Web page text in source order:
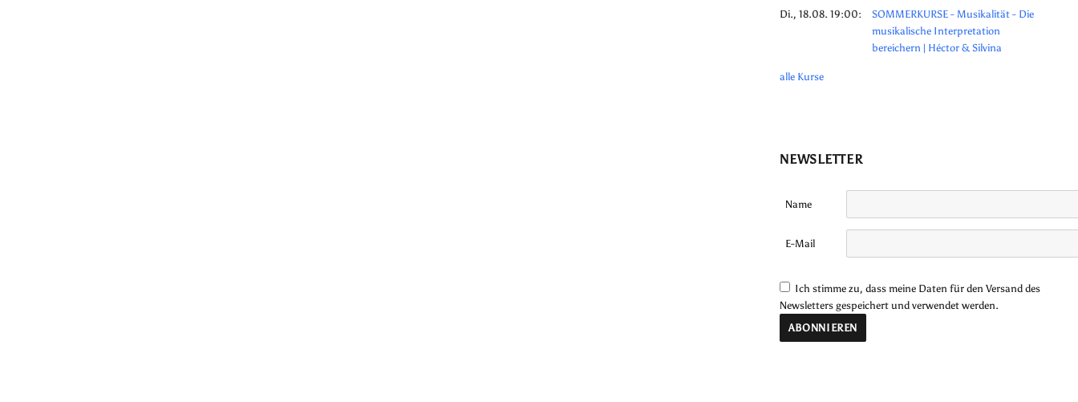
Di., 18.08. 19:00:
SOMMERKURSE - Musikalität - Die
musikalische Interpretation
bereichern | Héctor & Silvina
alle Kurse
NEWSLETTER
Name
E-Mail
Ich stimme zu, dass meine Daten für den Versand des
Newsletters gespeichert und verwendet werden.